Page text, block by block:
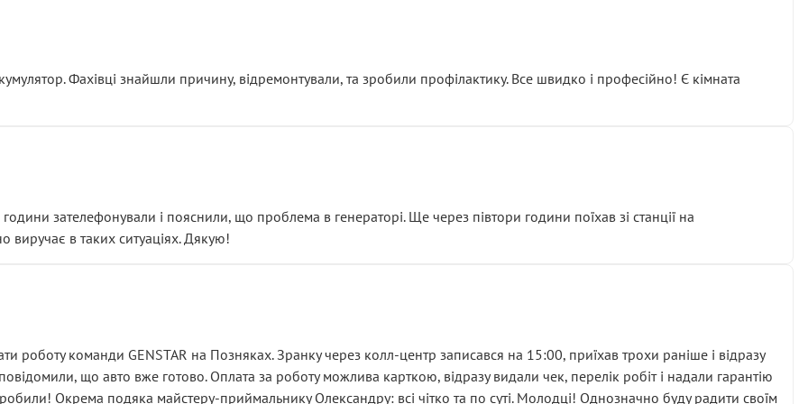
із головним гальмівним циліндром у зборі.
і тоді сервіс наче справив хороше враження. Але згодом знайшов декілька гайок під лобовим склом. Мені
хвилюватися. ( надіюсь новий власник, не застяг в полі))
підірвав.
а “аби швидше і дорожче”. Саме це і псує загальне враження та бажання повертатися.
Фахівці знайшли причину, відремонтували, та зробили профілактику. Все швидко і професійно! Є кімната
зателефонували і пояснили, що проблема в генераторі. Ще через півтори години поїхав зі станції на
виручає в таких ситуаціях. Дякую!
роботу команди GENSTAR на Позняках. Зранку через колл-центр записався на 15:00, приїхав трохи раніше і відразу
що авто вже готово. Оплата за роботу можлива карткою, відразу видали чек, перелік робіт і надали гарантію
Окрема подяка майстеру-приймальнику Олександру: всі чітко та по суті. Молодці! Однозначно буду радити своїм